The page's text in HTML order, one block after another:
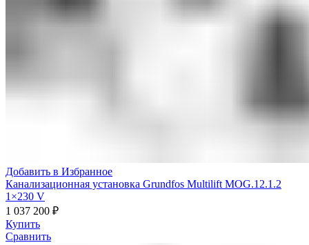
Добавить в Избранное
Канализационная установка Grundfos Multilift MOG.12.1.2
1×230 V
1 037 200 ₽
Купить
Сравнить